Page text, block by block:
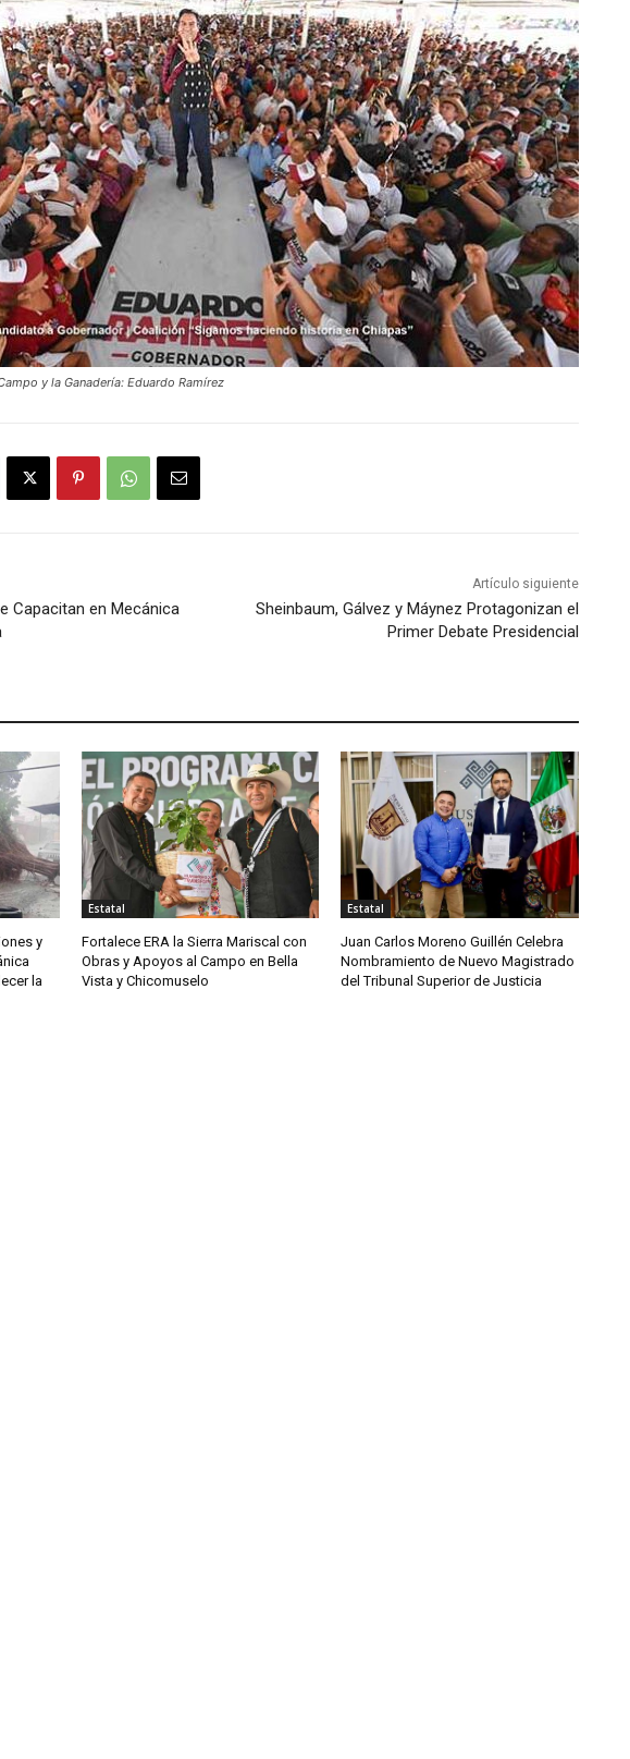
y la Ganadería: Eduardo Ramírez
Capacitan en Mecánica
Artículo siguiente
Sheinbaum, Gálvez y Máynez Protagonizan el
Primer Debate Presidencial
y
la
Estatal
Fortalece ERA la Sierra Mariscal con
Obras y Apoyos al Campo en Bella
Vista y Chicomuselo
Estatal
Juan Carlos Moreno Guillén Celebra
Nombramiento de Nuevo Magistrado
del Tribunal Superior de Justicia